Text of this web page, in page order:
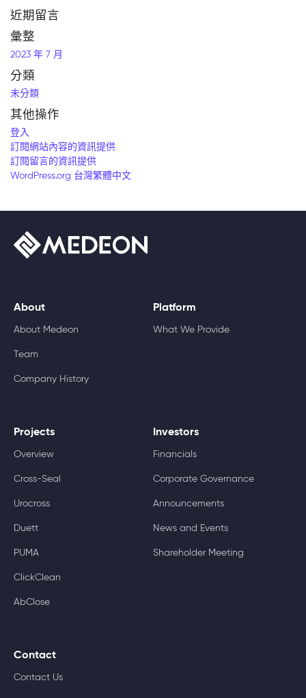
近期留言
彙整
2023 年 7 月
分類
未分類
其他操作
登入
訂閱網站內容的資訊提供
訂閱留言的資訊提供
WordPress.org 台灣繁體中文
About
About Medeon
Team
Company History
Platform
What We Provide
Projects
Overview
Cross-Seal
Urocross
Duett
PUMA
ClickClean
AbClose
Investors
Financials
Corporate Governance
Announcements
News and Events
Shareholder Meeting
Contact
Contact Us